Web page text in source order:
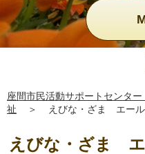
座間市民活動サポートセンタ
祉
＞ えびな・ざま エー
えびな・ざま